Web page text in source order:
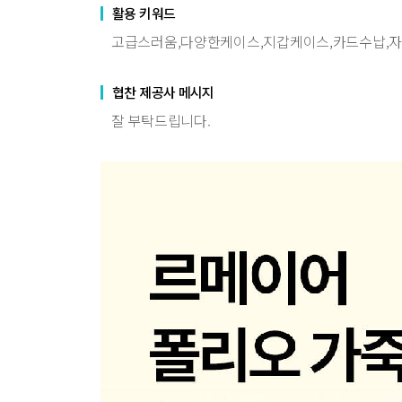
활용 키워드
고급스러움,다양한케이스,지갑케이스,카드수납,
협찬 제공사 메시지
잘 부탁드립니다.